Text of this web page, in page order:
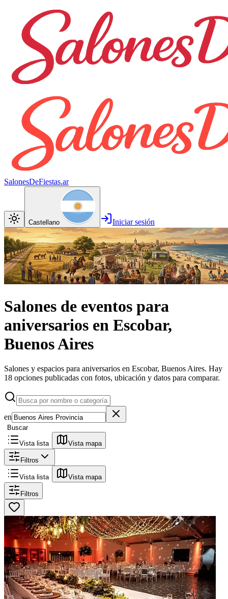
SalonesDeFiestas.ar
Castellano Iniciar sesión
Salones de eventos para
aniversarios en Escobar,
Buenos Aires
Salones y espacios para aniversarios en Escobar, Buenos Aires. Hay
18 opciones publicadas con fotos, ubicación y datos para comparar.
en
Buscar
Vista lista Vista mapa
Filtros
Vista lista Vista mapa
Filtros